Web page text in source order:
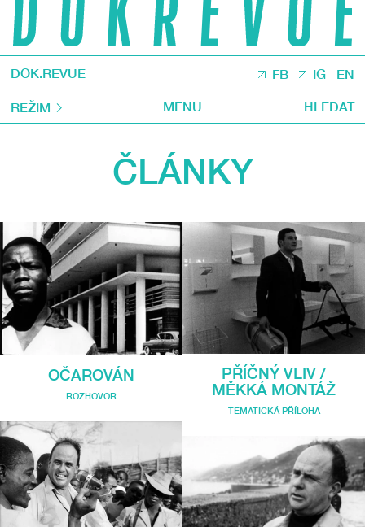
DOK.REVUE FB IG EN
REŽIM MENU HLEDAT
ČLÁNKY
OČAROVÁN
ROZHOVOR
PŘÍČNÝ VLIV /
MĚKKÁ MONTÁŽ
TEMATICKÁ PŘÍLOHA